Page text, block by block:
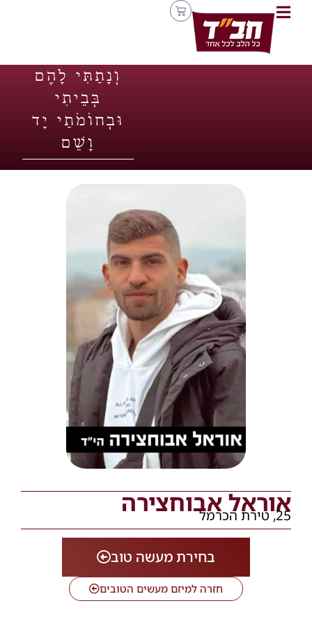
וְנָתַתִּי לָהֶם
בְּבֵיתִי
וּבְחוֹמֹתַי יָד
וָשֵׁם
אוראל אבוחצירה
25, טירת הכרמל
בחירת מעשה טוב
חזרה למיזם מעשים הטובים